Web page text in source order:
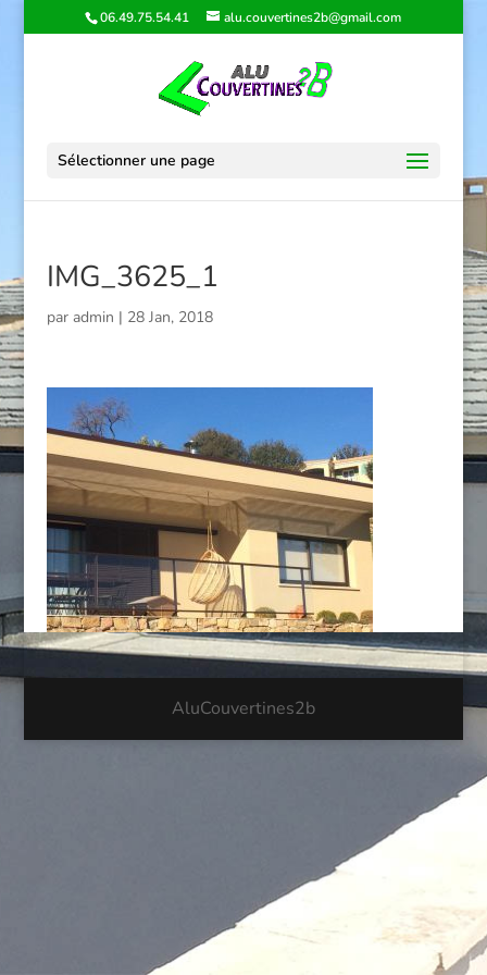
06.49.75.54.41 alu.couvertines2b@gmail.com
Sélectionner une page
IMG_3625_1
par admin | 28 Jan, 2018
AluCouvertines2b